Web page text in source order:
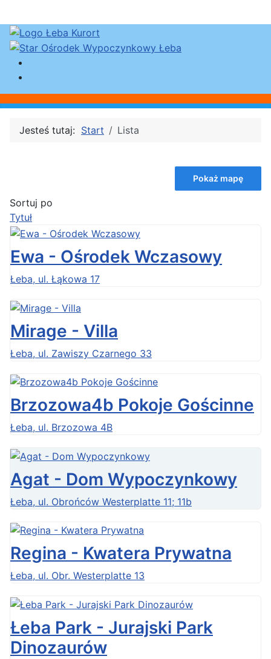
Jesteś tutaj: Start Lista
Pokaż mapę
Sortuj po
Tytuł
Ewa - Ośrodek Wczasowy
Łeba, ul. Łąkowa 17
Mirage - Villa
Łeba, ul. Zawiszy Czarnego 33
Brzozowa4b Pokoje Gościnne
Łeba, ul. Brzozowa 4B
Agat - Dom Wypoczynkowy
Łeba, ul. Obrońców Westerplatte 11; 11b
Regina - Kwatera Prywatna
Łeba, ul. Obr. Westerplatte 13
Łeba Park - Jurajski Park
Dinozaurów